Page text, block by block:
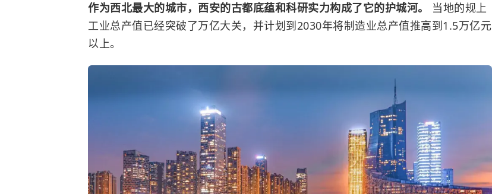
作为西北最大的城市，西安的古都底蕴和科研实力构成了它的护城河。 当地的规上
工业总产值已经突破了万亿大关，并计划到2030年将制造业总产值推高到1.5万亿元
以上。